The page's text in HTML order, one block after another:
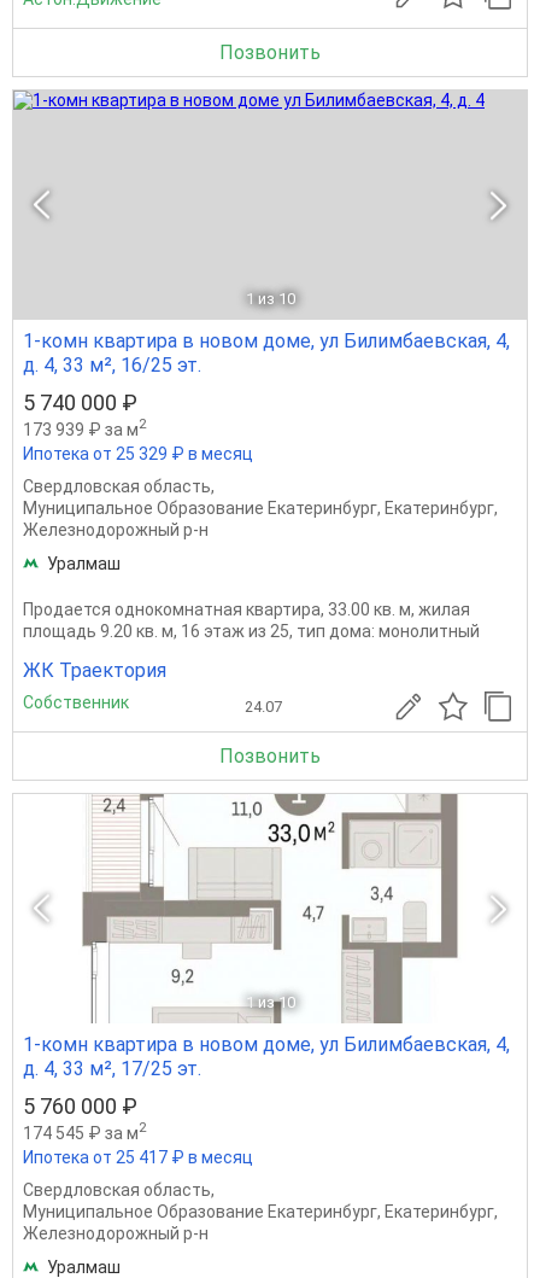
Позвонить
1 из 10
1-комн квартира в новом доме, ул Билимбаевская, 4,
д. 4, 33 м², 16/25 эт.
5 740 000 ₽
173 939 ₽ за м2
Ипотека от 25 329 ₽ в месяц
Свердловская область,
Муниципальное Образование Екатеринбург, Екатеринбург,
Железнодорожный р-н
Уралмаш
Продается однокомнатная квартира, 33.00 кв. м, жилая
площадь 9.20 кв. м, 16 этаж из 25, тип дома: монолитный
ЖК Траектория
Собственник 24.07
Позвонить
1 из 10
1-комн квартира в новом доме, ул Билимбаевская, 4,
д. 4, 33 м², 17/25 эт.
5 760 000 ₽
174 545 ₽ за м2
Ипотека от 25 417 ₽ в месяц
Свердловская область,
Муниципальное Образование Екатеринбург, Екатеринбург,
Железнодорожный р-н
Уралмаш